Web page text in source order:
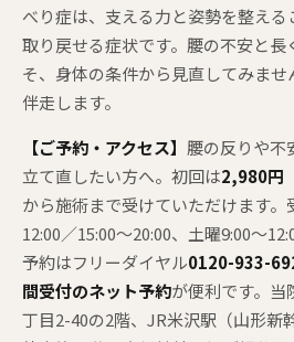
べり症は、支える力と姿勢を整える
取り戻せる症状です。腰の不安と長
そ、身体の条件から見直してみま
伴走します。
【ご予約・アクセス】 腰の反りや不
立て直したい方へ。初回は2,980円
から施術まで受けていただけます。
12:00／15:00〜20:00、土曜9:00〜
予約はフリーダイヤル0120-933-
間受付のネット予約が便利です。当
丁目2-40の2階、JR米沢駅（山形新